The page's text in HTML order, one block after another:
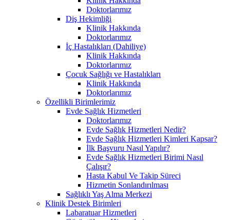
Doktorlarımız
Diş Hekimliği
Klinik Hakkında
Doktorlarımız
İç Hastalıkları (Dahiliye)
Klinik Hakkında
Doktorlarımız
Çocuk Sağlığı ve Hastalıkları
Klinik Hakkında
Doktorlarımız
Özellikli Birimlerimiz
Evde Sağlık Hizmetleri
Doktorlarımız
Evde Sağlık Hizmetleri Nedir?
Evde Sağlık Hizmetleri Kimleri Kapsar?
İlk Başvuru Nasıl Yapılır?
Evde Sağlık Hizmetleri Birimi Nasıl
Çalışır?
Hasta Kabul Ve Takip Süreci
Hizmetin Sonlandırılması
Sağlıklı Yaş Alma Merkezi
Klinik Destek Birimleri
Labaratuar Hizmetleri